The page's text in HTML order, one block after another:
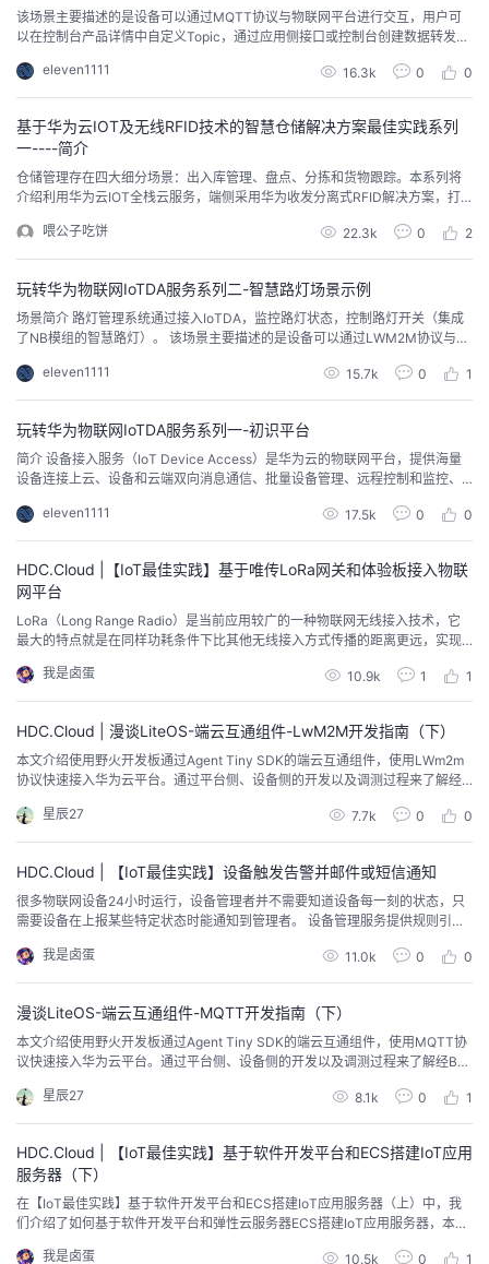
该场景主要描述的是设备可以通过MQTT协议与物联网平台进行交互，用户可
以在控制台产品详情中自定义Topic，通过应用侧接口或控制台创建数据转发规
eleven1111
16.3k 0 0
基于华为云IOT及无线RFID技术的智慧仓储解决方案最佳实践系列
一----简介
仓储管理存在四大细分场景：出入库管理、盘点、分拣和货物跟踪。本系列将
介绍利用华为云IOT全栈云服务，端侧采用华为收发分离式RFID解决方案，打
喂公子吃饼
22.3k 0 2
玩转华为物联网IoTDA服务系列二-智慧路灯场景示例
场景简介 路灯管理系统通过接入IoTDA，监控路灯状态，控制路灯开关（集成
了NB模组的智慧路灯）。 该场景主要描述的是设备可以通过LWM2M协议与物
给设备侧下发命令。 核心知识点：产品模型、编辑码插件、订阅推送、属性上
报、命令下发。场景流程流程解释： 1、创建路灯产品：...
eleven1111 15.7k 0 1
玩转华为物联网IoTDA服务系列一-初识平台
简介 设备接入服务（IoT Device Access）是华为云的物联网平台，提供海量
设备连接上云、设备和云端双向消息通信、批量设备管理、远程控制和监控、O
帮助物联网行业用户快速完成设备联网及行业应用集成。全新升级后的设备接
入服务IoTDA，整合了原设备接入服务和设备管理服务的功能。 简言之，I...
eleven1111 17.5k 0 0
HDC.Cloud |【IoT最佳实践】基于唯传LoRa网关和体验板接入物联
网平台
LoRa（Long Range Radio）是当前应用较广的一种物联网无线接入技术，它
最大的特点就是在同样功耗条件下比其他无线接入方式传播的距离更远，实现
-5倍。而LoRaWAN是为LoRa远距离通信网络设计的一套通讯协议和系统架
构。本示例为通过登录唯传科技官网，购买LoRa网关和体验板，接入物联网平
台，实现数据上报和命令下发。
我是卤蛋 10.9k 1 1
HDC.Cloud | 漫谈LiteOS-端云互通组件-LwM2M开发指南（下）
本文介绍使用野火开发板通过Agent Tiny SDK的端云互通组件，使用LWm2m
协议快速接入华为云平台。通过平台侧、设备侧的开发以及调测过程来了解经B
星辰27
7.7k 0 0
HDC.Cloud | 【IoT最佳实践】设备触发告警并邮件或短信通知
很多物联网设备24小时运行，设备管理者并不需要知道设备每一刻的状态，只
需要设备在上报某些特定状态时能通知到管理者。 设备管理服务提供规则引擎
个条件时，物联网平台触发指定动作进行通知。
我是卤蛋 11.0k 0 0
漫谈LiteOS-端云互通组件-MQTT开发指南（下）
本文介绍使用野火开发板通过Agent Tiny SDK的端云互通组件，使用MQTT协
议快速接入华为云平台。通过平台侧、设备侧的开发以及调测过程来了解经BS
星辰27
8.1k 0 1
HDC.Cloud | 【IoT最佳实践】基于软件开发平台和ECS搭建IoT应用
服务器（下）
在【IoT最佳实践】基于软件开发平台和ECS搭建IoT应用服务器（上）中，我
们介绍了如何基于软件开发平台和弹性云服务器ECS搭建IoT应用服务器，本文
我是卤蛋
10.5k 0 1